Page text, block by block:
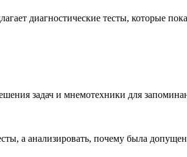
диагностические тесты, которые
задач и мнемотехники для
а анализировать, почему была